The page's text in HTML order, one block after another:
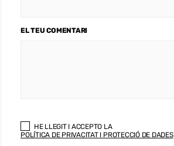
EL TEU COMENTARI
HE LLEGIT I ACCEPTO LA
POLÍTICA DE PRIVACITAT I PROTECCIÓ DE DADES